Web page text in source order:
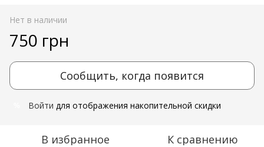
Нет в наличии
750 грн
Сообщить, когда появится
Войти для отображения накопительной скидки
В избранное К сравнению